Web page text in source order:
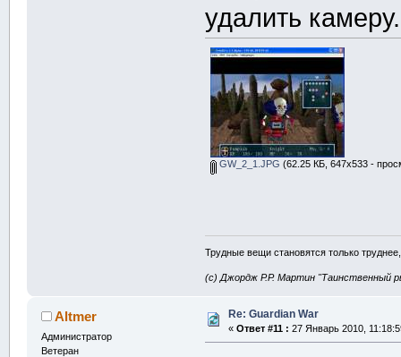
удалить камеру.
GW_2_1.JPG (62.25 КБ, 647x533 -
Трудные вещи становятся только
(с) Джордж Р.Р. Мартин "Таинственный
Altmer
Администратор
Ветеран
Re: Guardian War
« Ответ #11 : 27 Январь 2010,